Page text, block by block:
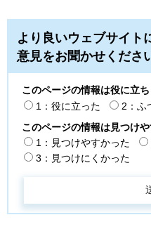
より良いウェブサイト
意見をお聞かせくださ
このページの情報は役に立
1：役に立った
2：ふ
このページの情報は見つけ
1：見つけやすかった
3：見つけにくかった